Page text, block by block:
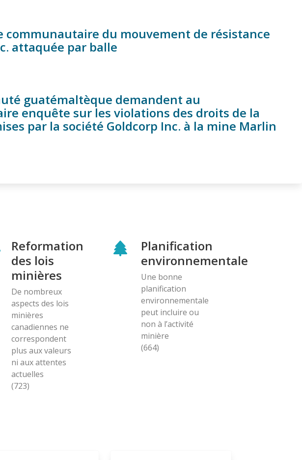
communautaire du mouvement de résistance
attaquée par balle
guatémaltèque demandent au
enquête sur les violations des droits de la
par la société Goldcorp Inc. à la mine Marlin
Reformation
des lois
minières
De nombreux
aspects des lois
minières
canadiennes ne
correspondent
plus aux valeurs
ni aux attentes
actuelles
(723)
Planification
environnementale
Une bonne
planification
environnementale
peut incluire ou
non à l’activité
minière
(664)